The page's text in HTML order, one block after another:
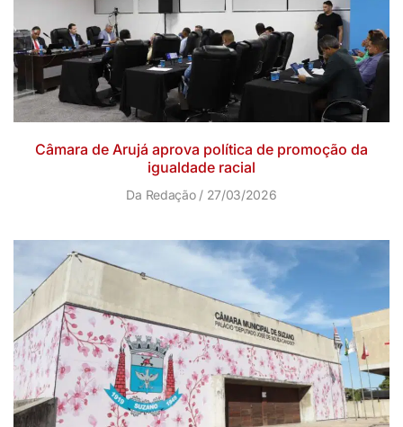
Câmara de Arujá aprova política de promoção da
igualdade racial
Da Redação 27/03/2026